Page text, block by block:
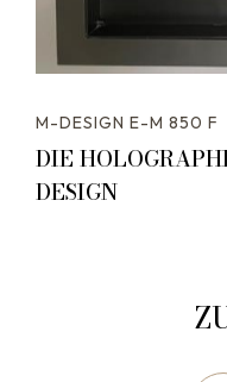
M-DESIGN E-M 850 F
DIE
DESIGN